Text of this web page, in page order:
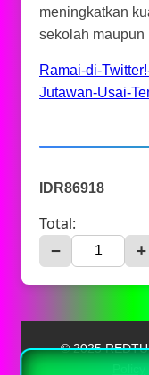
meningkatkan
sekolah maupun
Ramai-di-
Jutawan-Usai-
IDR86918
Total:
− +
© 2025
Policy